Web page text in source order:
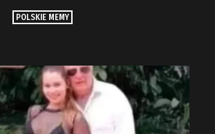
POLSKIE MEMY